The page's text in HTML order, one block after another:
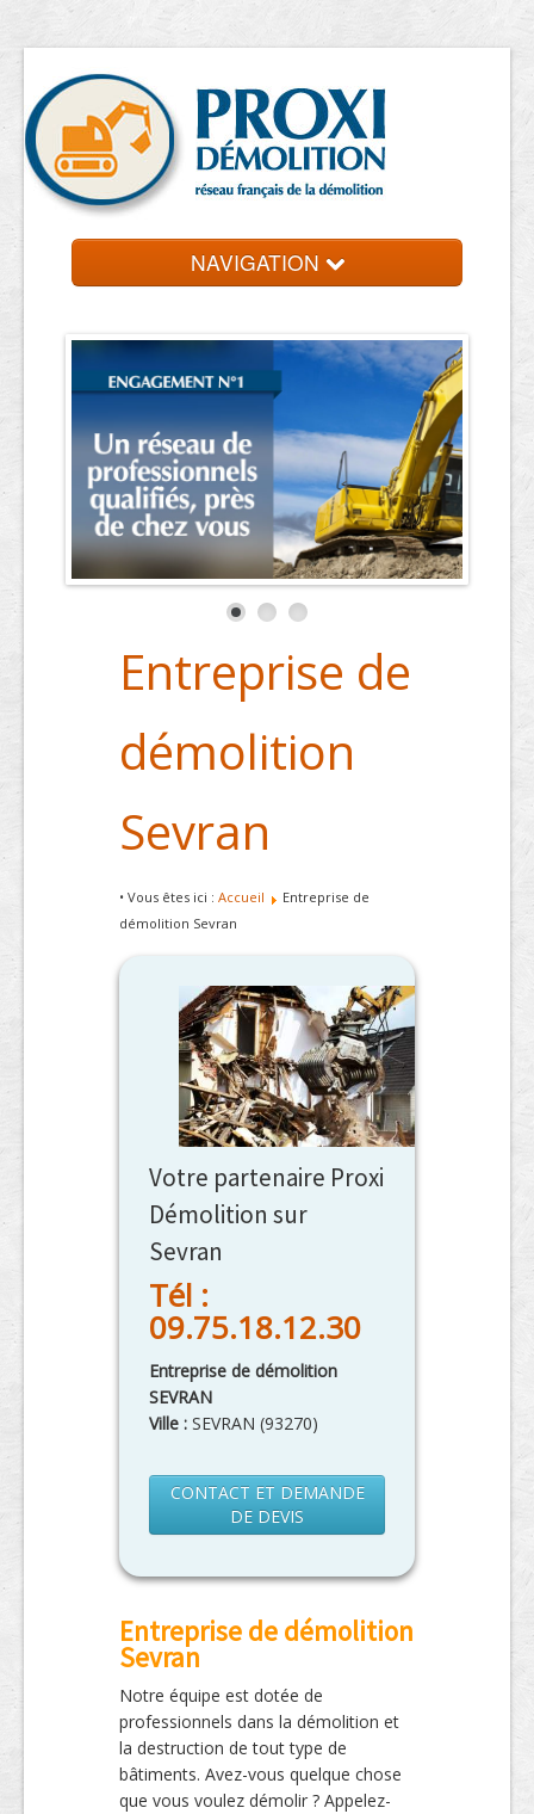
NAVIGATION
Entreprise de démolition
Entreprise de
démolition
Sevran
• Vous êtes ici : Accueil
Entreprise de
démolition Sevran
Votre partenaire Proxi
Démolition sur
Sevran
Tél :
09.75.18.12.30
Entreprise de démolition
SEVRAN
Ville : SEVRAN (93270)
CONTACT ET DEMANDE
DE DEVIS
Entreprise de démolition
Sevran
Notre équipe est dotée de
professionnels dans la démolition et
la destruction de tout type de
bâtiments. Avez-vous quelque chose
que vous voulez démolir ? Appelez-